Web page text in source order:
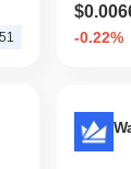
引量は $100,482.00
歴は何ですか
-0.22%